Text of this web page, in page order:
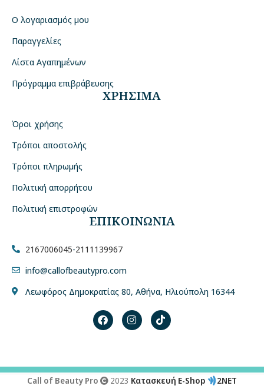
Ο λογαριασμός μου
Παραγγελίες
Λίστα Αγαπημένων
Πρόγραμμα επιβράβευσης
ΧΡΗΣΙΜΑ
Όροι χρήσης
Τρόποι αποστολής
Τρόποι πληρωμής
Πολιτική απορρήτου
Πολιτική επιστροφών
ΕΠΙΚΟΙΝΩΝΙΑ
2167006045-2111139967
info@callofbeautypro.com
Λεωφόρος Δημοκρατίας 80, Αθήνα, Ηλιούπολη 16344
Call of Beauty Pro 2023 Κατασκευή E-Shop 2NET